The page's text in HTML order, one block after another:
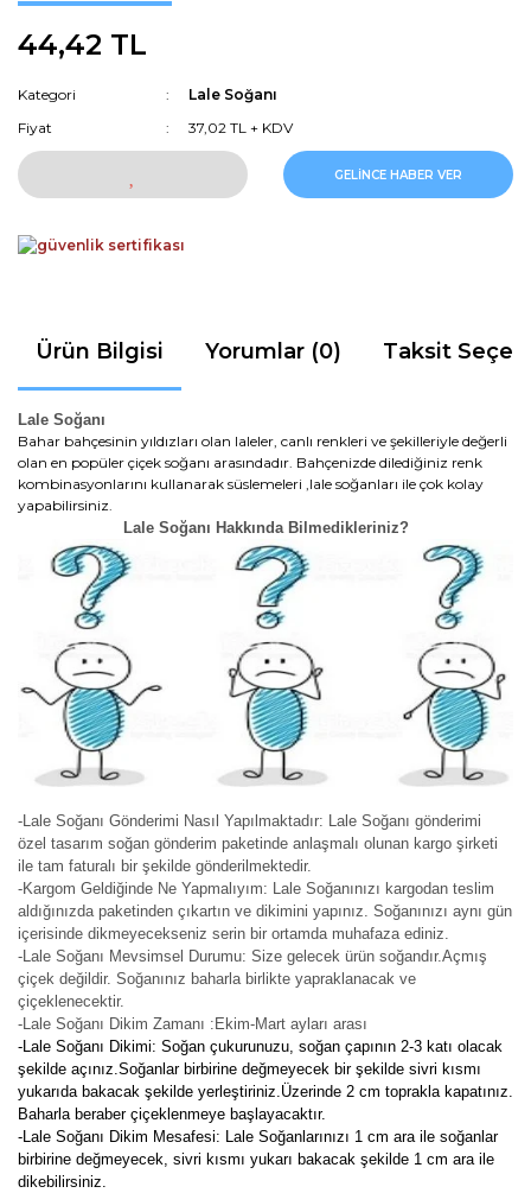
44,42 TL
Kategori
Lale Soğanı
Fiyat
37,02 TL + KDV
GELİNCE HABER VER
Ürün Bilgisi Yorumlar (0) Taksit
Lale Soğanı
Bahar bahçesinin yıldızları olan laleler, canlı renkleri ve şekilleriyle değerli
olan en popüler çiçek soğanı arasındadır. Bahçenizde dilediğiniz renk
kombinasyonlarını kullanarak süslemeleri ,lale soğanları ile çok kolay
yapabilirsiniz.
Lale Soğanı Hakkında Bilmedikleriniz?
-Lale Soğanı Gönderimi Nasıl Yapılmaktadır: Lale Soğanı gönderimi
özel tasarım soğan gönderim paketinde anlaşmalı olunan kargo şirketi
ile tam faturalı bir şekilde gönderilmektedir.
-Kargom Geldiğinde Ne Yapmalıyım: Lale Soğanınızı kargodan teslim
aldığınızda paketinden çıkartın ve dikimini yapınız. Soğanınızı aynı gün
içerisinde dikmeyecekseniz serin bir ortamda muhafaza ediniz.
-Lale Soğanı Mevsimsel Durumu: Size gelecek ürün soğandır.Açmış
çiçek değildir. Soğanınız baharla birlikte yapraklanacak ve
çiçeklenecektir.
-Lale Soğanı Dikim Zamanı :Ekim-Mart ayları arası
-Lale Soğanı Dikimi: Soğan çukurunuzu, soğan çapının 2-3 katı olacak
şekilde açınız.Soğanlar birbirine değmeyecek bir şekilde sivri kısmı
yukarıda bakacak şekilde yerleştiriniz.Üzerinde 2 cm toprakla kapatınız.
Baharla beraber çiçeklenmeye başlayacaktır.
-Lale Soğanı Dikim Mesafesi: Lale Soğanlarınızı 1 cm ara ile soğanlar
birbirine değmeyecek, sivri kısmı yukarı bakacak şekilde 1 cm ara ile
dikebilirsiniz.